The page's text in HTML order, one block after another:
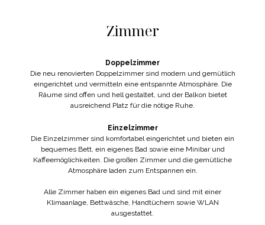
Zimmer
Doppelzimmer
Die neu renovierten Doppelzimmer sind modern und gemütlich
eingerichtet und vermitteln eine entspannte Atmosphäre. Die
Räume sind offen und hell gestaltet, und der Balkon bietet
ausreichend Platz für die nötige Ruhe.
Einzelzimmer
Die Einzelzimmer sind komfortabel eingerichtet und bieten ein
bequemes Bett, ein eigenes Bad sowie eine Minibar und
Kaffeemöglichkeiten. Die großen Zimmer und die gemütliche
Atmosphäre laden zum Entspannen ein.
Alle Zimmer haben ein eigenes Bad und sind mit einer
Klimaanlage, Bettwäsche, Handtüchern sowie WLAN
ausgestattet.